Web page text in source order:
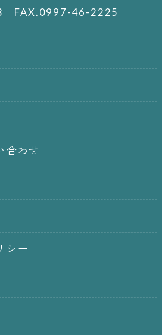
FAX.0997-46-2225
合わせ
シー